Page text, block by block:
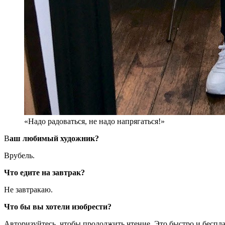
«Надо радоваться, не надо ­напрягаться!»
Ваш любимый художник?
Врубель.
Что едите на завтрак?
Не завтракаю.
Что бы вы хотели изобрести?